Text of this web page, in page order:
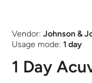
Vendor: Johnson &
Usage mode: 1 day
1 Day